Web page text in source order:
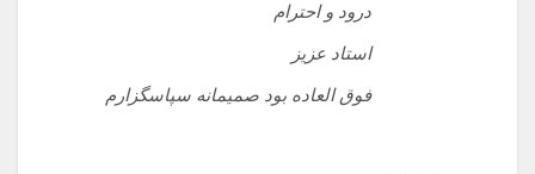
درود و احترام
استاد عزیز
فوق العاده بود صمیمانه سپاسگزارم